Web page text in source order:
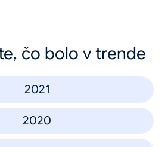
čo bolo v trende
2021
2020